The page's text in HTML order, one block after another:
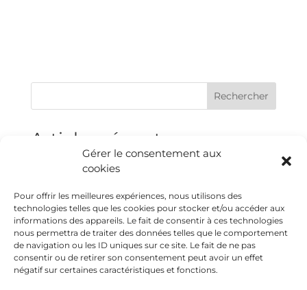
Gérer le consentement aux
cookies
Pour offrir les meilleures expériences, nous utilisons des
technologies telles que les cookies pour stocker et/ou accéder aux
informations des appareils. Le fait de consentir à ces technologies
nous permettra de traiter des données telles que le comportement
de navigation ou les ID uniques sur ce site. Le fait de ne pas
consentir ou de retirer son consentement peut avoir un effet
négatif sur certaines caractéristiques et fonctions.
Rechercher
Articles récents
BROCANTE ROTARY
Festival du dessin à Arles
CONFÉRENCE LYON
ART & CULTURE
Commentaires récents